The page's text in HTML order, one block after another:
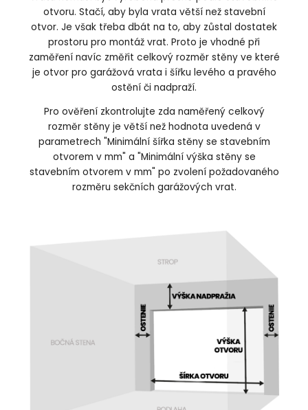
otvoru. Stačí, aby byla vrata větší než stavební
otvor. Je však třeba dbát na to, aby zůstal dostatek
prostoru pro montáž vrat. Proto je vhodné při
zaměření navíc změřit celkový rozměr stěny ve které
je otvor pro garážová vrata i šířku levého a pravého
ostění či nadpraží.
Pro ověření zkontrolujte zda naměřený celkový
rozměr stěny je větší než hodnota uvedená v
parametrech "Minimální šířka stěny se stavebním
otvorem v mm" a "Minimální výška stěny se
stavebním otvorem v mm" po zvolení požadovaného
rozměru sekčních garážových vrat.